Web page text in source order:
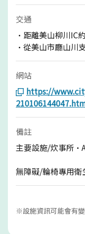
交通
·距離美山柳川IC
·從美山市廳山川
網站
https://
備註
主要設施/炊事所
無障礙/輪椅專用衛
※設施資訊可能會有